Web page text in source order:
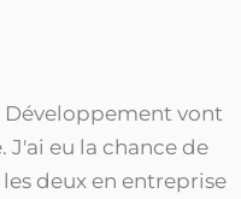
vont
J'ai eu la chance de
deux en entreprise